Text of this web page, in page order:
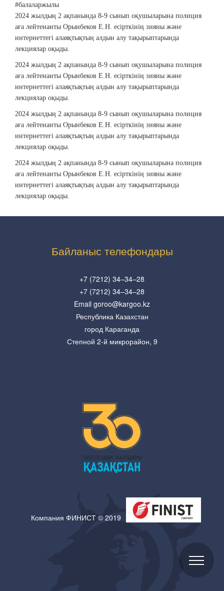
#балаларжылы
2024 жылдың 2 ақпанында 8-9 сынып оқушыларына полиция
аға лейтенанты Орынбеков Е.Н. есірткінің зияны және
интернеттегі алаяқтықтың алдын алу тақырыптарында
лекциялар оқыды.
2024 жылдың 2 ақпанында 8-9 сынып оқушыларына полиция
аға лейтенанты Орынбеков Е.Н. есірткінің зияны және
интернеттегі алаяқтықтың алдын алу тақырыптарында
лекциялар оқыды.
2024 жылдың 2 ақпанында 8-9 сынып оқушыларына полиция
аға лейтенанты Орынбеков Е.Н. есірткінің зияны және
интернеттегі алаяқтықтың алдын алу тақырыптарында
лекциялар оқыды.
2024 жылдың 2 ақпанында 8-9 сынып оқушыларына полиция
аға лейтенанты Орынбеков Е.Н. есірткінің зияны және
интернеттегі алаяқтықтың алдын алу тақырыптарында
лекциялар оқыды.
Байланыс телефондары
+7 (7212) 34–34–28
+7 (7212) 34–34–28
Email goroo@kargoo.kz
Республика Казахстан
город Караганда
Степной 2-й микрорайон, 9
Компания ФИНИСТ © 2019